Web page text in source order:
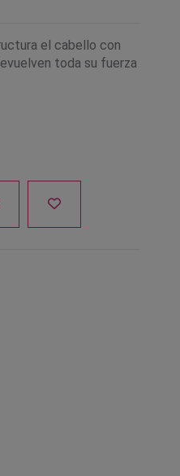
el cabello con
toda su fuerza